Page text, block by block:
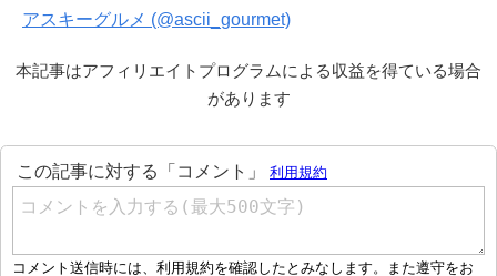
アスキーグルメ (@ascii_gourmet)
本記事はアフィリエイトプログラムによる収益を得ている場合
があります